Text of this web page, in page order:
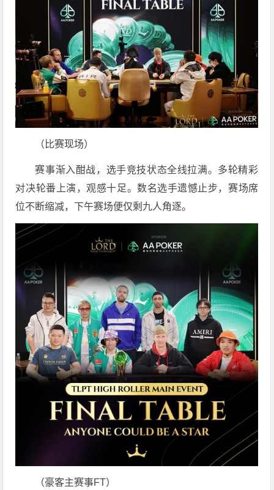
（比赛现场）
赛事渐入酣战，选手竞技状态全线拉满。多轮精彩
对决轮番上演，观感十足。数名选手遗憾止步，赛场席
位不断缩减，下午赛场便仅剩九人角逐。
（豪客主赛事FT）